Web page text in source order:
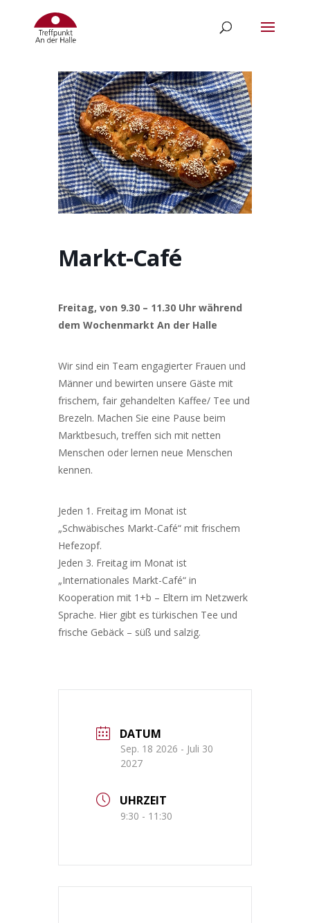
Markt-Café
Freitag, von 9.30 – 11.30 Uhr während
dem Wochenmarkt An der Halle
Wir sind ein Team engagierter Frauen und
Männer und bewirten unsere Gäste mit
frischem, fair gehandelten Kaffee/ Tee und
Brezeln. Machen Sie eine Pause beim
Marktbesuch, treffen sich mit netten
Menschen oder lernen neue Menschen
kennen.
Jeden 1. Freitag im Monat ist
„Schwäbisches Markt-Café“ mit frischem
Hefezopf.
Jeden 3. Freitag im Monat ist
„Internationales Markt-Café“ in
Kooperation mit 1+b – Eltern im Netzwerk
Sprache. Hier gibt es türkischen Tee und
frische Gebäck – süß und salzig.
DATUM
Sep. 18 2026 - Juli 30
2027
UHRZEIT
9:30 - 11:30